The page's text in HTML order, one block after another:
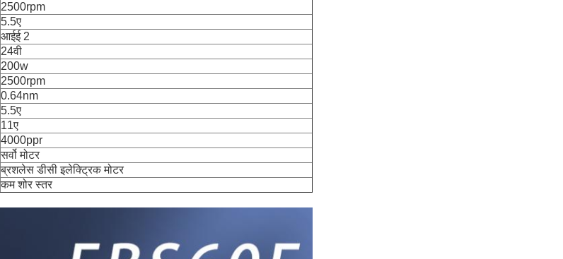
2500rpm
5.5ए
आईई 2
24वी
200w
2500rpm
0.64nm
5.5ए
11ए
4000ppr
सर्वो मोटर
ब्रशलेस डीसी इलेक्ट्रिक मोटर
कम शोर स्तर